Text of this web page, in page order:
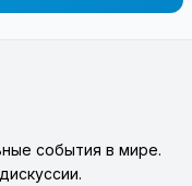
события в мире.